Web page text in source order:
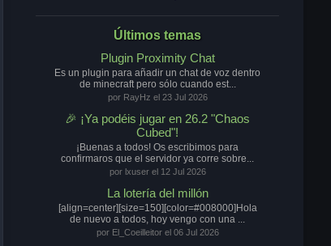
Últimos temas
Plugin Proximity Chat
Es un plugin para añadir un chat de voz dentro
de minecraft pero sólo cuando est...
por RayHz el 23 Jul 2026
🎉 ¡Ya podéis jugar en 26.2 "Chaos
Cubed"!
¡Buenas a todos! Os escribimos para
confirmaros que el servidor ya corre sobre...
por lxuser el 12 Jul 2026
La lotería del millón
[align=center][size=150][color=#008000]Hola
de nuevo a todos, hoy vengo con una ...
por El_Coeilleitor el 06 Jul 2026